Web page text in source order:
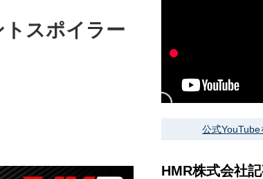
スポイラー
公式
HMR株式会社